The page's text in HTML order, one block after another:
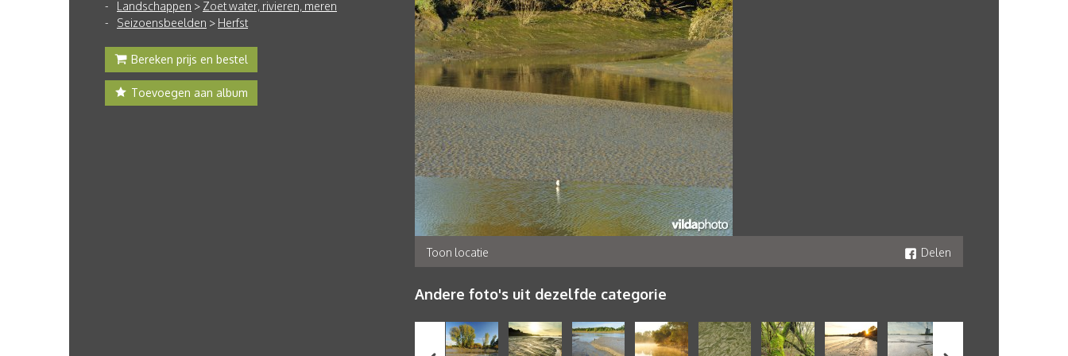
Landschappen > Zoet water, rivieren, meren
Seizoensbeelden > Herfst
Bereken prijs en bestel
Toevoegen aan album
Toon locatie Delen
Andere foto's uit dezelfde categorie